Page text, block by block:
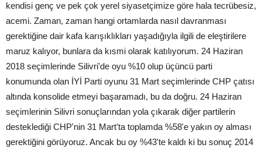
kendisi genç ve pek çok yerel siyasetçimize göre hala tecrübesiz,
acemi. Zaman, zaman hangi ortamlarda nasıl davranması
gerektiğine dair kafa karışıklıkları yaşadığıyla ilgili de eleştirilere
maruz kalıyor, bunlara da kısmi olarak katılıyorum. 24 Haziran
2018 seçimlerinde Silivri'de oyu %10 olup üçüncü parti
konumunda olan İYİ Parti oyunu 31 Mart seçimlerinde CHP çatısı
altında konsolide etmeyi başaramadı, bu da doğru. 24 Haziran
seçimlerinin Silivri sonuçlarından yola çıkarak diğer partilerin
desteklediği CHP'nin 31 Mart'ta toplamda %58'e yakın oy alması
gerektiğini görüyoruz. Ancak bu oy %43'te kaldı ki bu sonuç 2014